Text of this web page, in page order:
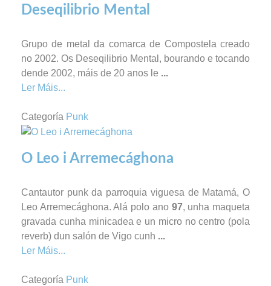
Deseqilibrio Mental
Grupo de metal da comarca de Compostela creado
no 2002. Os Deseqilibrio Mental, bourando e tocando
dende 2002, máis de 20 anos le ...
Ler Máis...
Categoría Punk
O Leo i Arremecághona
Cantautor punk da parroquia viguesa de Matamá, O
Leo Arremecághona. Alá polo ano 97, unha maqueta
gravada cunha minicadea e un micro no centro (pola
reverb) dun salón de Vigo cunh ...
Ler Máis...
Categoría Punk